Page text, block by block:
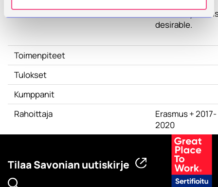
autonomy that
desirable.
Toimenpiteet
Tulokset
Kumppanit
Rahoittaja
Erasmus + 2017-
2020
Tilaa Savonian uutiskirje